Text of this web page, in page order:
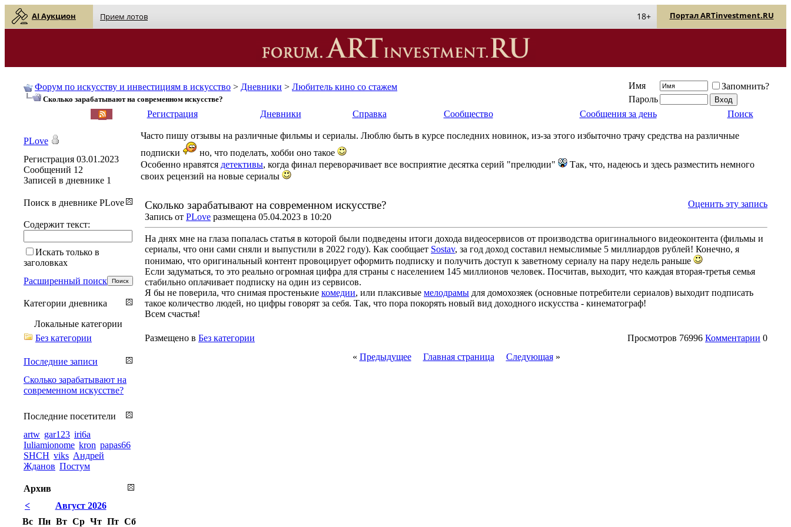
AI Аукцион Прием лотов Портал ARTinvestment.RU
18+
Форум по искусству и инвестициям в искусство > Дневники > Любитель кино со стажем
Сколько зарабатывают на современном искусстве?
Имя
Запомнить?
Пароль
Регистрация Дневники Справка Сообщество Сообщения за день Поиск
Часто пишу отзывы на различные фильмы и сериалы. Люблю быть в курсе последних новинок, из-за этого избыточно трачу средства на различные
подписки
но, что поделать, хобби оно такое
Особенно нравятся детективы, когда финал переворачивает все восприятие десятка серий "прелюдии"
Так, что, надеюсь и здесь разместить немного
своих рецензий на новые сериалы
Оценить эту запись
Сколько зарабатывают на современном искусстве?
Запись от PLove размещена 05.04.2023 в 10:20
На днях мне на глаза попалась статья в которой были подведены итоги дохода видеосервисов от производства оригинального видеоконтента (фильмы и
сериалы, что они сами сняли и выпустили в 2022 году). Как сообщает Sostav, за год доход составил немыслимые 5 миллиардов рублей! Конечно, я
понимаю, что оригинальный контент провоцирует оформить подписку и получить доступ к заветному сериалу на пару недель раньше
Если задуматься, то это реально огромная цифра для страны с населением 145 миллионов человек. Посчитав, выходит, что каждая вторая-третья семья
стабильно оплачивает подписку на один из сервисов.
Я бы не поверила, что снимая простенькие комедии, или плаксивые мелодрамы для домохозяек (основные потребители сериалов) выходит подписать
такое количество людей, но цифры говорят за себя. Так, что пора покорять новый вид доходного искусства - кинематограф!
Всем счастья!
Размещено в Без категории Просмотров 76996 Комментарии 0
« Предыдущее Главная страница Следующая»
PLove
Регистрация 03.01.2023
Сообщений 12
Записей в дневнике 1
Поиск в дневнике PLove
Содержит текст:
Искать только в
заголовках
Расширенный поиск
Категории дневника
Локальные категории
Без категории
Последние записи
Сколько зарабатывают на
современном искусстве?
Последние посетители
artw gar123 iri6a
Iuliamionome kron papas66
SHCH viks Андрей
Жданов Постум
Архив
<
Август 2026
Вс Пн Вт Ср Чт Пт Сб